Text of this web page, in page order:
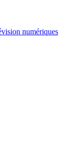
numériques